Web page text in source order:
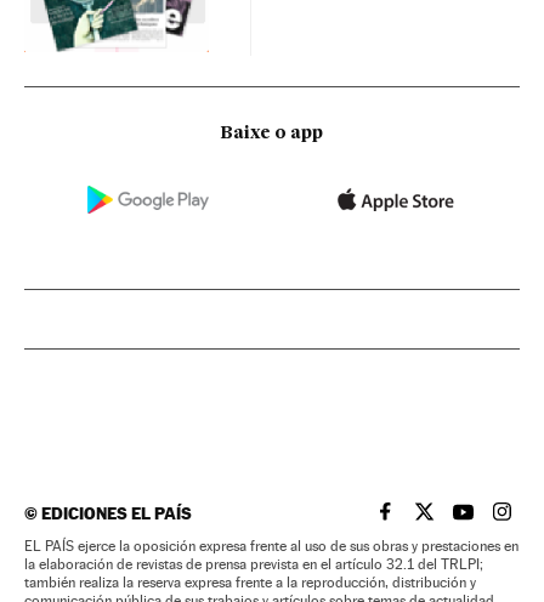
Baixe o app
©EDICIONES EL PAÍS EL PAÍS BRASIL EN
EL PAÍSEL PAÍS
EL
EL PAÍS ejerce la oposición expresa frente al uso de sus obras y prestaciones en
la elaboración de revistas de prensa prevista en el artículo 32.1 del TRLPI;
también realiza la reserva expresa frente a la reproducción, distribución y